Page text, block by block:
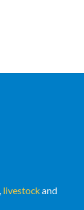
livestockand